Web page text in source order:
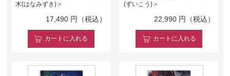
木(はなみずき)＞
17,490 円（税込）
カート に入れる
(ずいこう)＞
22,990 円（税込）
カート に入れる